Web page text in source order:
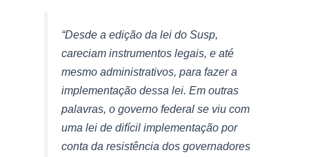
“Desde a edição da lei do Susp,
careciam instrumentos legais, e até
mesmo administrativos, para fazer a
implementação dessa lei. Em outras
palavras, o governo federal se viu com
uma lei de difícil implementação por
conta da resistência dos governadores